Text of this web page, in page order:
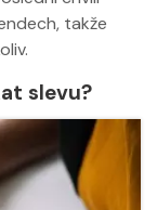
takže
slevu?